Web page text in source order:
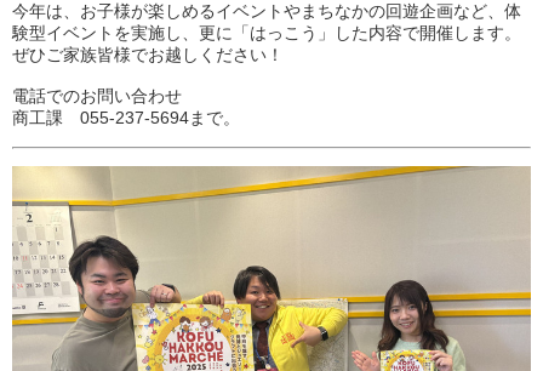
今年は、お子様が楽しめるイベントやまちなかの回遊企画など、体
験型イベントを実施し、更に「はっこう」した内容で開催します。
ぜひご家族皆様でお越しください！
電話でのお問い合わせ
商工課 055-237-5694まで。